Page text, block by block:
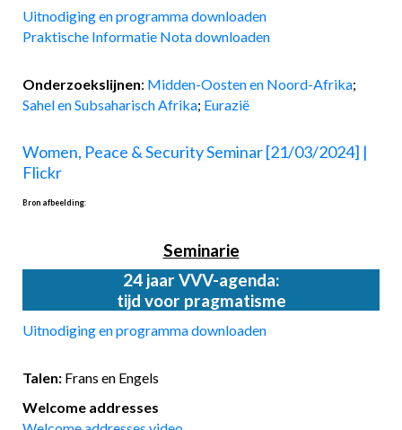
Uitnodiging en programma downloaden
Praktische Informatie Nota downloaden
Onderzoekslijnen: Midden-Oosten en Noord-Afrika;
Sahel en Subsaharisch Afrika; Eurazië
Women, Peace & Security Seminar [21/03/2024] |
Flickr
Bron afbeelding:
Seminarie
24 jaar VVV-agenda:
tijd voor pragmatisme
Uitnodiging en programma downloaden
Talen: Frans en Engels
Welcome addresses